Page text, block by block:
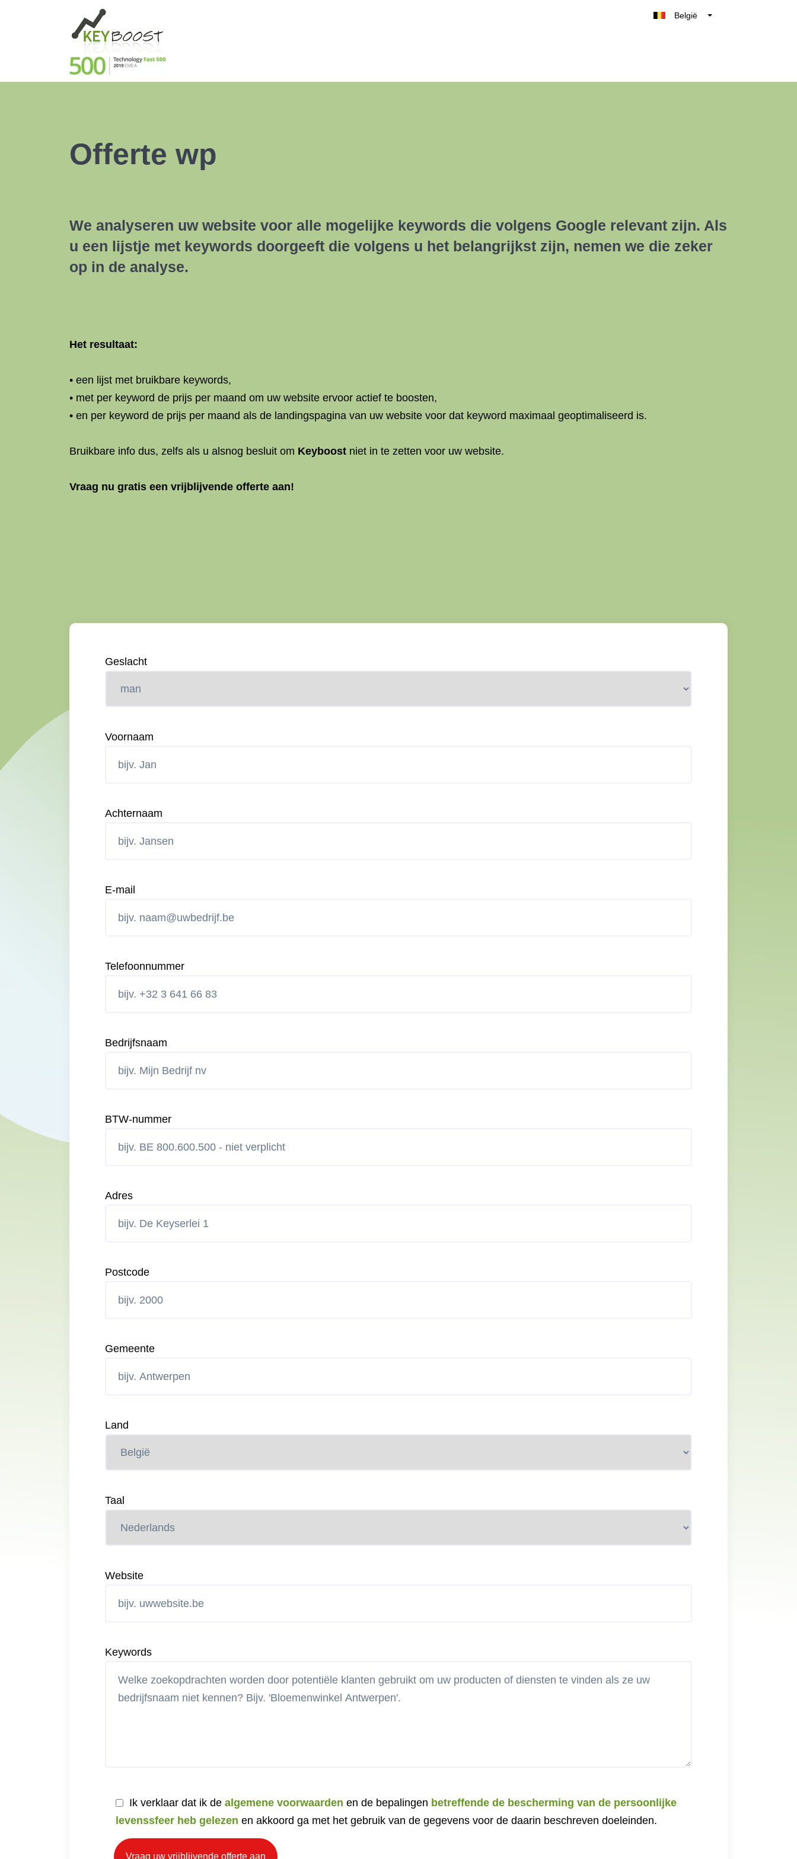
België
Offerte wp
We analyseren uw website voor alle mogelijke keywords die volgens Google relevant zijn. Als
u een lijstje met keywords doorgeeft die volgens u het belangrijkst zijn, nemen we die zeker
op in de analyse.
Het resultaat:
• een lijst met bruikbare keywords,
• met per keyword de prijs per maand om uw website ervoor actief te boosten,
• en per keyword de prijs per maand als de landingspagina van uw website voor dat keyword maximaal geoptimaliseerd is.
Bruikbare info dus, zelfs als u alsnog besluit om Keyboost niet in te zetten voor uw website.
Vraag nu gratis een vrijblijvende offerte aan!
Geslacht
Voornaam
Achternaam
E-mail
Telefoonnummer
Bedrijfsnaam
BTW-nummer
Adres
Postcode
Gemeente
Land
Taal
Website
Keywords
Ik verklaar dat ik de algemene voorwaarden en de bepalingen betreffende de bescherming van de persoonlijke
levenssfeer heb gelezen en akkoord ga met het gebruik van de gegevens voor de daarin beschreven doeleinden.
Vraag uw vrijblijvende offerte aan